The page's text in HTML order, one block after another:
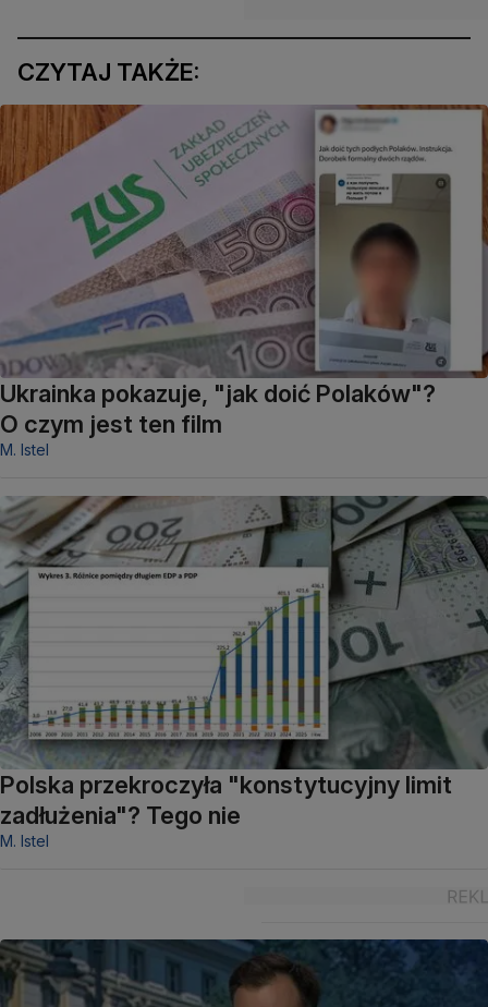
CZYTAJ TAKŻE:
Ukrainka pokazuje, "jak doić Polaków"?
O czym jest ten film
M. Istel
Polska przekroczyła "konstytucyjny limit
zadłużenia"? Tego nie
M. Istel